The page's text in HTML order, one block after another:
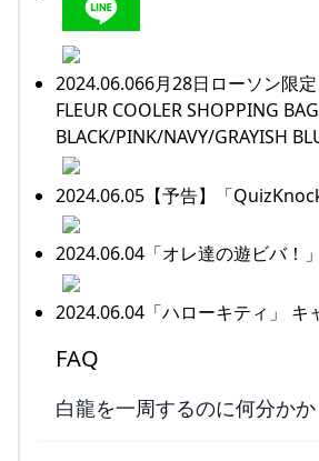
2024.06.066月28日ローソン限
FLEUR COOLER SHOPPING
BLACK/PINK/NAVY/GRAYISH
2024.06.05【予告】「
2024.06.04「オレ達の遊ビバ！
2024.06.04「ハローキティ」 キ
FAQ
白龍を一周するのに何分かか